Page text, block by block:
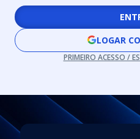
LOGAR
PRIMEIRO ACESSO /